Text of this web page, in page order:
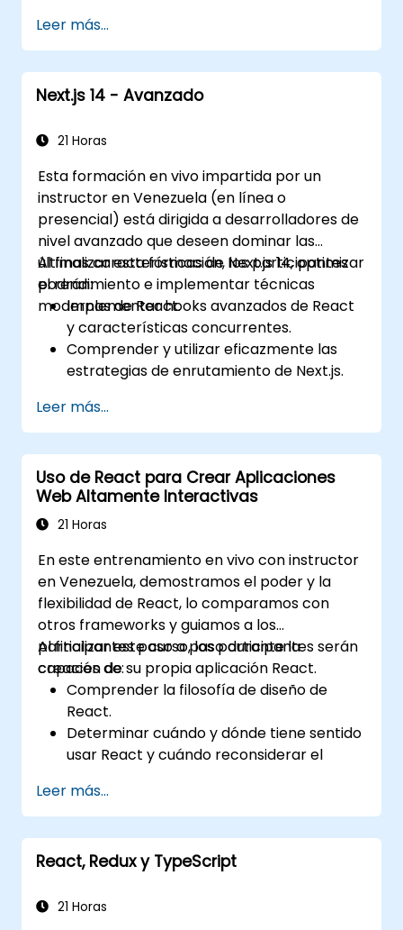
Leer más...
Next.js 14 - Avanzado
21 Horas
Esta formación en vivo impartida por un
instructor en Venezuela (en línea o
presencial) está dirigida a desarrolladores de
nivel avanzado que deseen dominar las
últimas características de Next.js 14, optimizar
el rendimiento e implementar técnicas
modernas de React.
Al finalizar esta formación, los participantes
podrán:
Implementar hooks avanzados de React
y características concurrentes.
Comprender y utilizar eficazmente las
estrategias de enrutamiento de Next.js.
servidor, las acciones del servidor y los
enfoques de renderizado híbrido.
Optimizar la obtención de datos, el
almacenamiento en caché y la
regeneración estática incremental.
Utilizar Next.js como una solución de
Functions) y Entorno de Ejecución de
Borde (Edge Runtime).
Gestionar el estado utilizando React
Context, Redux y bibliotecas de estado
atómico.
Optimizar el rendimiento de la aplicación
para cumplir con las Métricas Centrales
Web (Core Vitals).
Probar, monitorear e implementar
aplicaciones Next.js de manera eficiente.
Leer más...
Uso de React para Crear Aplicaciones
Web Altamente Interactivas
21 Horas
En este entrenamiento en vivo con instructor
en Venezuela, demostramos el poder y la
flexibilidad de React, lo comparamos con
otros frameworks y guiamos a los
participantes paso a paso durante la
creación de su propia aplicación React.
Al finalizar este curso, los participantes serán
capaces de:
Comprender la filosofía de diseño de
React.
Determinar cuándo y dónde tiene sentido
usar React y cuándo reconsiderar el
Entender conceptos de React como
componentes, propiedades (props),
estado y ciclo de vida.
Implementar tecnologías relacionadas
Construir, probar e implementar una
Leer más...
React, Redux y TypeScript
21 Horas